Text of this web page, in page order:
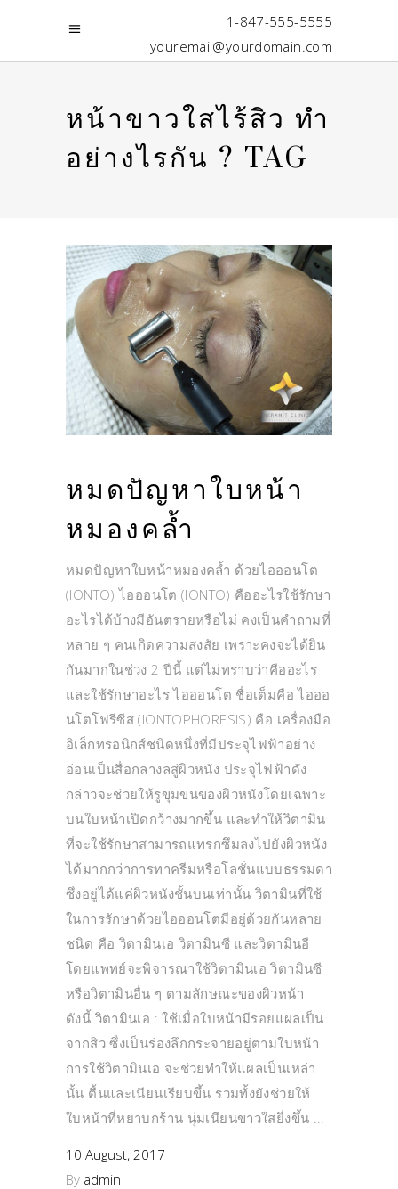
1-847-555-5555
youremail@yourdomain.com
หน้าขาวใสไร้สิว ทำ
อย่างไรกัน ? TAG
หมดปัญหาใบหน้า
หมองคล้ำ
หมดปัญหาใบหน้าหมองคล้ำ ด้วยไอออนโต
(IONTO) ไอออนโต (IONTO) คืออะไรใช้รักษา
อะไรได้บ้างมีอันตรายหรือไม่ คงเป็นคำถามที่
หลาย ๆ คนเกิดความสงสัย เพราะคงจะได้ยิน
กันมากในช่วง 2 ปีนี้ แต่ไม่ทราบว่าคืออะไร
และใช้รักษาอะไร ไอออนโต ชื่อเต็มคือ ไอออ
นโตโฟรีซีส (IONTOPHORESIS) คือ เครื่องมือ
อิเล็กทรอนิกส์ชนิดหนึ่งที่มีประจุไฟฟ้าอย่าง
อ่อนเป็นสื่อกลางลสู่ผิวหนัง ประจุไฟฟ้าดัง
กล่าวจะช่วยให้รูขุมขนของผิวหนังโดยเฉพาะ
บนใบหน้าเปิดกว้างมากขึ้น และทำให้วิตามิน
ที่จะใช้รักษาสามารถแทรกซึมลงไปยังผิวหนัง
ได้มากกว่าการทาครีมหรือโลชั่นแบบธรรมดา
ซึ่งอยู่ได้แค่ผิวหนังชั้นบนเท่านั้น วิตามินที่ใช้
ในการรักษาด้วยไอออนโตมีอยู่ด้วยกันหลาย
ชนิด คือ วิตามินเอ วิตามินซี และวิตามินอี
โดยแพทย์จะพิจารณาใช้วิตามินเอ วิตามินซี
หรือวิตามินอื่น ๆ ตามลักษณะของผิวหน้า
ดังนี้ วิตามินเอ : ใช้เมื่อใบหน้ามีรอยแผลเป็น
จากสิว ซึ่งเป็นร่องลึกกระจายอยู่ตามใบหน้า
การใช้วิตามินเอ จะช่วยทำให้แผลเป็นเหล่า
นั้น ตื้นและเนียนเรียบขึ้น รวมทั้งยังช่วยให้
ใบหน้าที่หยาบกร้าน นุ่มเนียนขาวใสยิ่งขึ้น
10 August, 2017
By admin